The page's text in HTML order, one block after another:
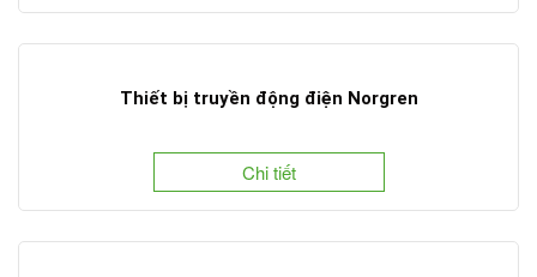
Thiết bị truyền động điện Norgren
Chi tiết